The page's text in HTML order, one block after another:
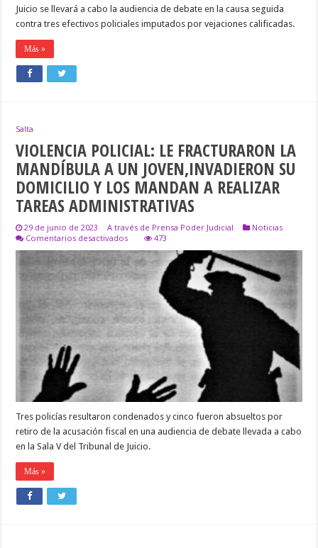
Juicio se llevará a cabo la audiencia de debate en la causa seguida
contra tres efectivos policiales imputados por vejaciones calificadas.
Más »
Salta
VIOLENCIA POLICIAL: LE FRACTURARON LA
MANDÍBULA A UN JOVEN,INVADIERON SU
DOMICILIO Y LOS MANDAN A REALIZAR
TAREAS ADMINISTRATIVAS
29 de junio de 2023 A través de Prensa Poder Judicial
Noticias
Comentarios desactivadosen
POLICIAL:
LE
FRACTURARON
MANDÍBULA
A
UN
JOVEN,INVADIERON
SU
DOMICILIO
Y
LOS
MANDAN
A
TAREAS
ADMINISTRATIVAS
473
Tres policías resultaron condenados y cinco fueron absueltos por
retiro de la acusación fiscal en una audiencia de debate llevada a cabo
en la Sala V del Tribunal de Juicio.
Más »